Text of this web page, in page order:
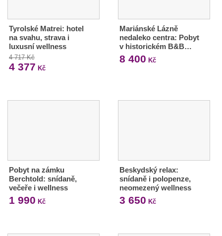
Tyrolské Matrei: hotel
na svahu, strava i
luxusní wellness
4 717 Kč
4 377 Kč
Mariánské Lázně
nedaleko centra: Pobyt
v historickém B&B…
8 400 Kč
Pobyt na zámku
Berchtold: snídaně,
večeře i wellness
1 990 Kč
Beskydský relax:
snídaně i polopenze,
neomezený wellness
3 650 Kč